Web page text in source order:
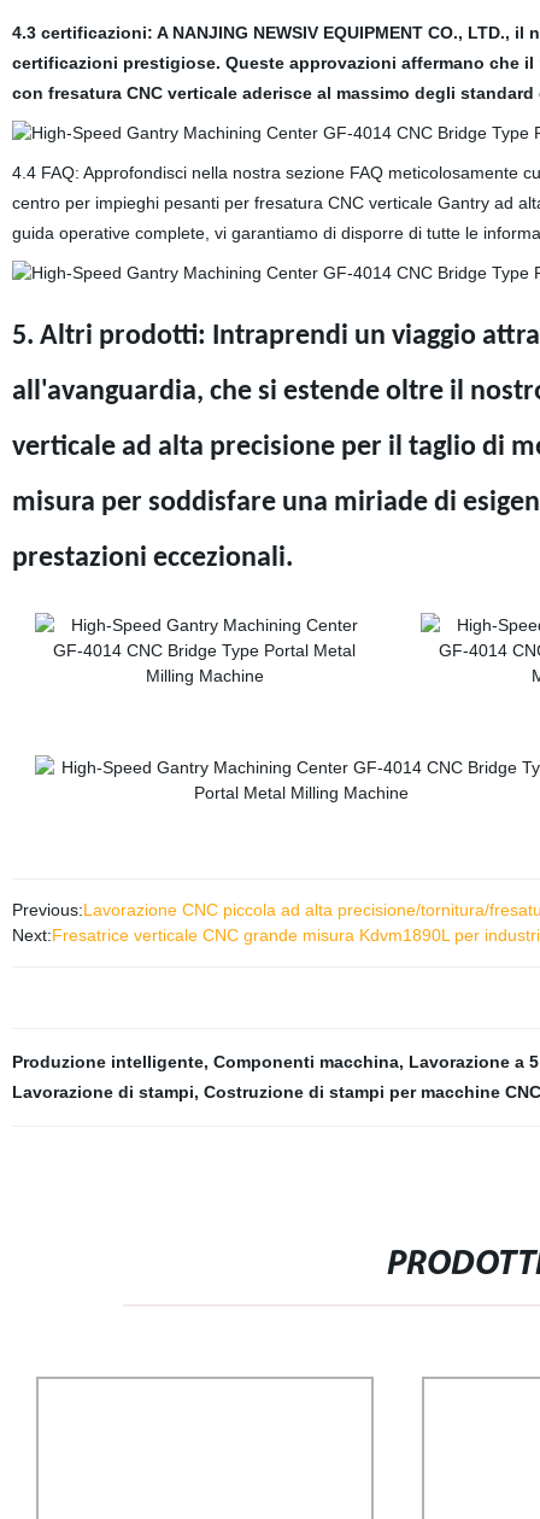
4.3 certificazioni: A NANJING NEWSIV EQUIPMENT CO.,
certificazioni prestigiose. Queste approvazioni affermano che
con fresatura CNC verticale aderisce al massimo degli
4.4 FAQ: Approfondisci nella nostra sezione FAQ meticolosamente
centro per impieghi pesanti per fresatura CNC verticale Gantry ad
guida operative complete, vi garantiamo di disporre di tutte le
5. Altri prodotti: Intraprendi un viaggio
all'avanguardia, che si estende oltre il
verticale ad alta precisione per il taglio di
misura per soddisfare una miriade di
prestazioni eccezionali.
Previous:Lavorazione CNC piccola ad alta precisione/tornitura/
Next:Fresatrice verticale CNC grande misura Kdvm1890L per
Produzione intelligente, Componenti macchina, Lavorazione a
Lavorazione di stampi, Costruzione di stampi per macchine CNC